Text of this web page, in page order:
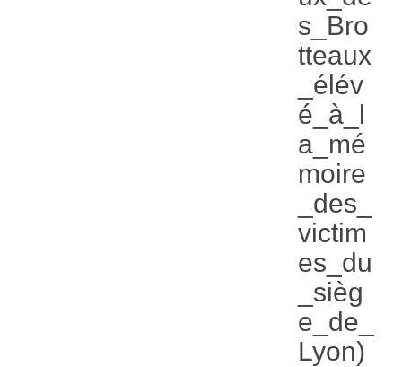
s_Bro
tteaux
_élév
é_à_l
a_mé
moire
_des_
victim
es_du
_sièg
e_de_
Lyon)